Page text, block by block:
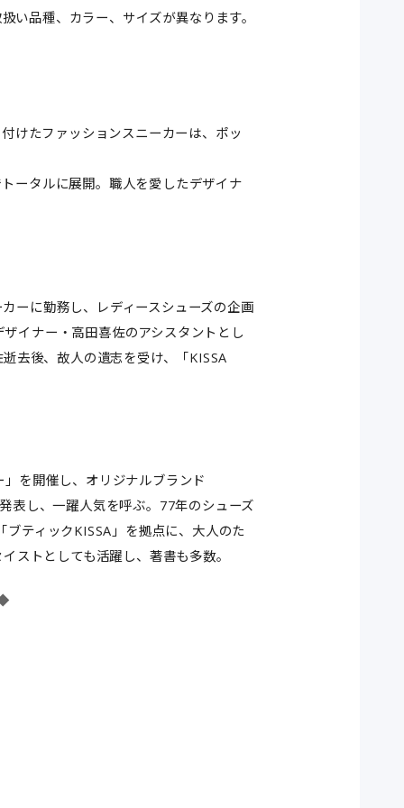
い品種、カラー、サイズが異なります。
けたファッションスニーカーは、ポッ
ータルに展開。職人を愛したデザイナ
ーに勤務し、レディースシューズの企画
イナー・高田喜佐のアシスタントとし
去後、故人の遺志を受け、「KISSA
を開催し、オリジナルブランド
表し、一躍人気を呼ぶ。77年のシューズ
ティックKISSA」を拠点に、大人のた
ストとしても活躍し、著書も多数。